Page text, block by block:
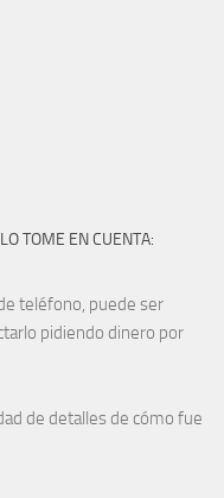
TOME EN CUENTA:
teléfono, puede ser
pidiendo dinero por
de detalles de cómo fue